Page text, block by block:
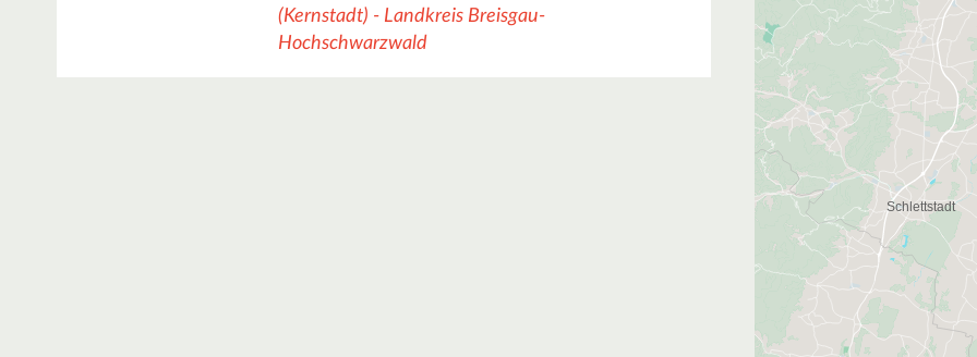
(Kernstadt) - Landkreis Breisgau-
Hochschwarzwald